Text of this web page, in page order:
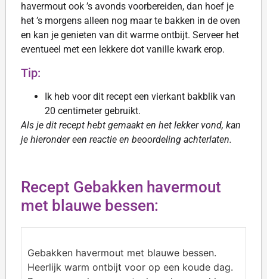
havermout ook ’s avonds voorbereiden, dan hoef je
het ’s morgens alleen nog maar te bakken in de oven
en kan je genieten van dit warme ontbijt. Serveer het
eventueel met een lekkere dot vanille kwark erop.
Tip:
Ik heb voor dit recept een vierkant bakblik van
20 centimeter gebruikt.
Als je dit recept hebt gemaakt en het lekker vond, kan
je hieronder een reactie en beoordeling achterlaten.
Recept Gebakken havermout
met blauwe bessen:
Gebakken havermout met blauwe bessen.
Heerlijk warm ontbijt voor op een koude dag.